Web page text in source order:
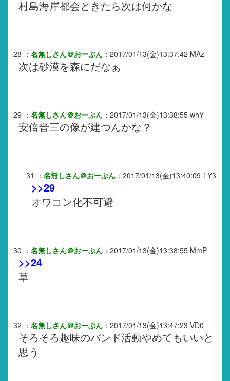
村島海岸都会ときたら次は何かな
28 ： 名無しさん＠おーぷん ： 2017/01/13(金)13:37:42 MAz
次は砂漠を森にだなぁ
29 ： 名無しさん＠おーぷん ： 2017/01/13(金)13:38:55 whY
安倍晋三の像が建つんかな？
31 ： 名無しさん＠おーぷん ： 2017/01/13(金)13:40:09 TY3
>>29
オワコン化不可避
30 ： 名無しさん＠おーぷん ： 2017/01/13(金)13:38:55 MmP
>>24
草
32 ： 名無しさん＠おーぷん ： 2017/01/13(金)13:47:23 VD0
そろそろ趣味のバンド活動やめてもいいと
思う